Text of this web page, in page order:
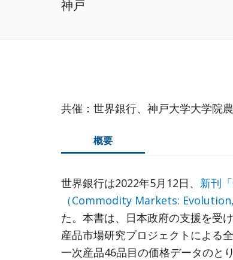
神戸
共催：世界銀行、神戸大学大学院
概要
世界銀行は2022年5月12日、 新刊
（Commodity Markets:
た。本書は、日本政府の支援を受
産品市場研究プロジェクトによる
一次産品46品目の価格データのと